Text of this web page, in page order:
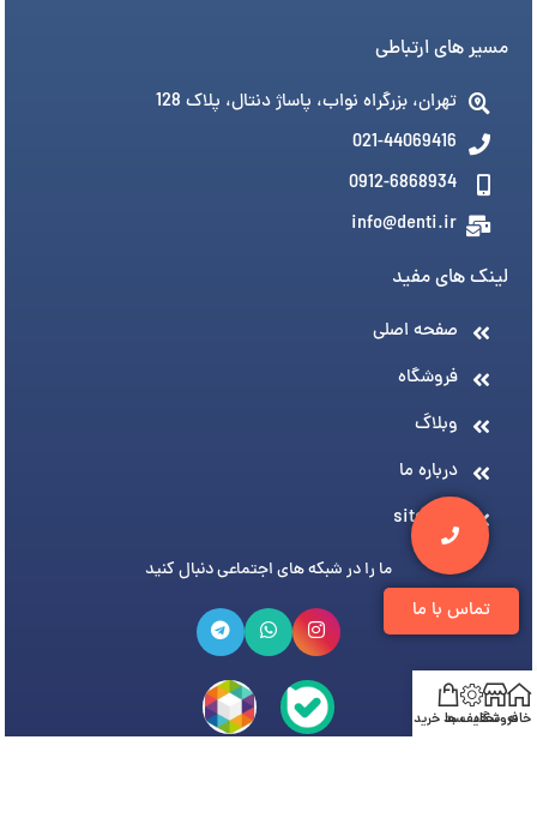
تماس با ما
مسیر های ارتباطی
تهران، بزرگراه نواب، پاساژ دنتال، پلاک 128
021-44069416
0912-6868934
info@denti.ir
لینک های مفید
صفحه اصلی
فروشگاه
وبلاگ
درباره ما
sitemap
ما را در شبکه های اجتماعی دنبال کنید
خانهفروشگاه
تخفیف هاسبد خرید